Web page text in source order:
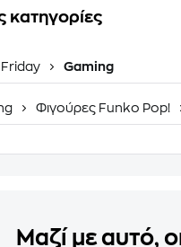
κατηγορίες
Gaming
Φιγούρες Funko Pop!
Μαζί με αυτό,